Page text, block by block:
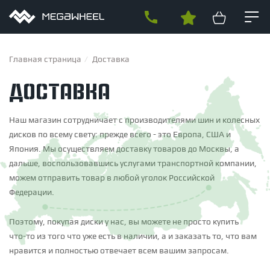
СОБСТВЕННОЕ ПРОИЗВОДСТВО
ДИСКИ
ТИПЫ ДИСКОВ
Кованые дискиЛитые диски
Производство кованых дисков на заказ
ПО МАРКЕ АВТОМОБИЛЯ
Audi BMW MercedesPorsche
Volkswagen
Skoda SeatFordInfinitiJaguarLexus
ПО ПРОИЗВОДИТЕЛЮ
Brixton ForgedHRERAYSSlikBC ForgedForgiatoADV.1
ШИНЫ
ВИДЫ ШИН
Зимние шипованные шиныВсесезонные шины
Летние шины
ПРОИЗВОДИТЕЛИ ШИН
BFGoodrichBridgestoneContinentalCordiantDelinte
ТЮНИНГ
ОБВЕСЫ
Главная страница Доставка
Доставка
Наш магазин сотрудничает с производителями шин и колесных
дисков по всему свету: прежде всего - это Европа, США и
Япония. Мы осуществляем доставку товаров до Москвы, а
дальше, воспользовавшись услугами транспортной компании,
можем отправить товар в любой уголок Российской
Федерации.
Поэтому, покупая диски у нас, вы можете не просто купить
что-то из того что уже есть в наличии, а и заказать то, что вам
нравится и полностью отвечает всем вашим запросам.